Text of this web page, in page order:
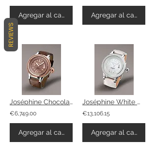
Agregar al carrito Agregar al carrito
Joséphine Chocolate
€6,749.00
Agregar al carrito
Joséphine White Mother Of Pearl
€13,106.15
Agregar al carrito
REVIEWS